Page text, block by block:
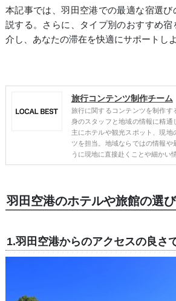
本記事では、羽田空港での最適な宿選
説する。さらに、タイプ別のおすすめ
介し、あなたの滞在を快適にサポートしよ
旅行コンテンツ制作チーム
旅行に関するコンテンツを制作す
身のスタッフと地域の情報に精通
主にホテルや観光スポット、現地
ツを担当。地域ならではの情報や
うに現地に直接赴くことや細かい
羽田空港のホテルや旅館の選
1.羽田空港からのアクセスの良さ